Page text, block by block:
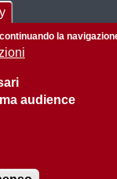
sito
la
audience